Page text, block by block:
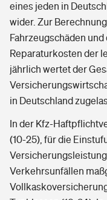
eines jeden in
wider. Zur
Fahrzeugschäden
Reparaturkosten der
jährlich wertet der
in Deutschland
In der Kfz-
(10-25), für die
Verkehrsunfällen